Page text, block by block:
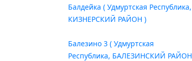
Балдейка ( Удмуртская Республика,
КИЗНЕРСКИЙ РАЙОН )
Балезино 3 ( Удмуртская
Республика, БАЛЕЗИНСКИЙ РАЙОН